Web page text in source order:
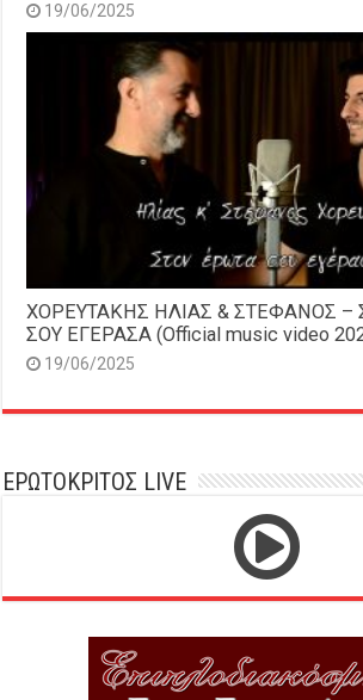
19/06/2025
ΧΟΡΕΥΤΑΚΗΣ ΗΛΙΑΣ & ΣΤΕΦΑΝΟΣ –
ΣΟΥ ΕΓΕΡΑΣΑ (Official music video
19/06/2025
ΕΡΩΤΟΚΡΙΤΟΣ LIVE